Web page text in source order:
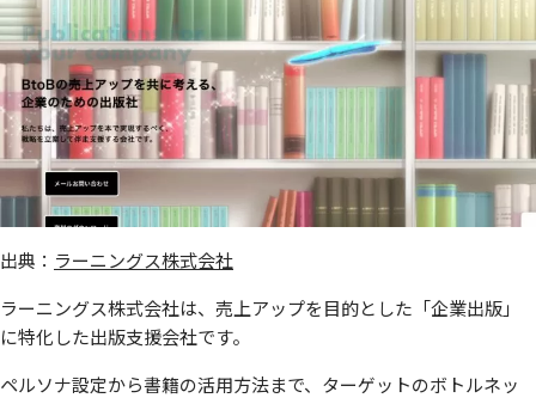
出典： ラーニングス株式会社
ラーニングス株式会社は、売上アップを目的とした「企業出版」
に特化した出版支援会社です。
ペルソナ設定から書籍の活用方法まで、ターゲットのボトルネッ